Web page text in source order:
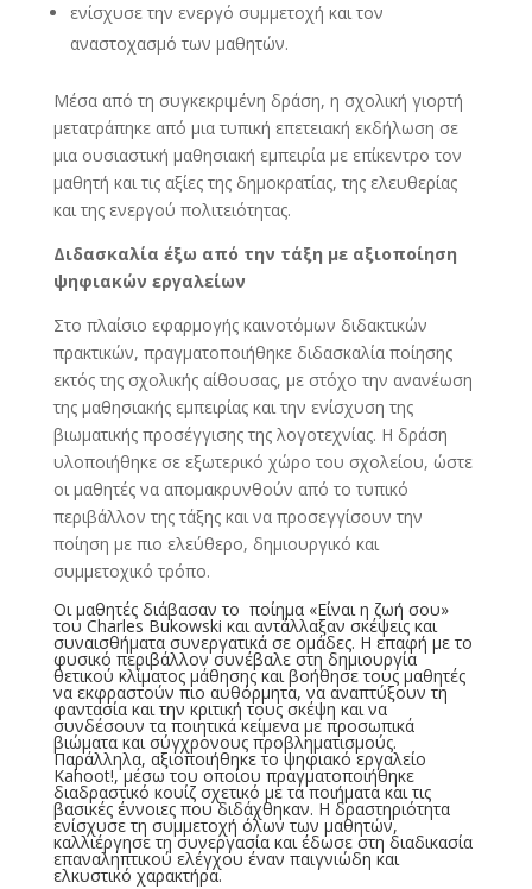
ενίσχυσε την ενεργό συμμετοχή και τον
αναστοχασμό των μαθητών.
Μέσα από τη συγκεκριμένη δράση, η σχολική γιορτή
μετατράπηκε από μια τυπική επετειακή εκδήλωση σε
μια ουσιαστική μαθησιακή εμπειρία με επίκεντρο τον
μαθητή και τις αξίες της δημοκρατίας, της ελευθερίας
και της ενεργού πολιτειότητας.
Διδασκαλία έξω από την τάξη με αξιοποίηση
ψηφιακών εργαλείων
Στο πλαίσιο εφαρμογής καινοτόμων διδακτικών
πρακτικών, πραγματοποιήθηκε διδασκαλία ποίησης
εκτός της σχολικής αίθουσας, με στόχο την ανανέωση
της μαθησιακής εμπειρίας και την ενίσχυση της
βιωματικής προσέγγισης της λογοτεχνίας. Η δράση
υλοποιήθηκε σε εξωτερικό χώρο του σχολείου, ώστε
οι μαθητές να απομακρυνθούν από το τυπικό
περιβάλλον της τάξης και να προσεγγίσουν την
ποίηση με πιο ελεύθερο, δημιουργικό και
συμμετοχικό τρόπο.
Οι μαθητές διάβασαν το ποίημα «Είναι η ζωή σου»
του Charles Bukowski και αντάλλαξαν σκέψεις και
συναισθήματα συνεργατικά σε ομάδες. Η επαφή με το
φυσικό περιβάλλον συνέβαλε στη δημιουργία
θετικού κλίματος μάθησης και βοήθησε τους μαθητές
να εκφραστούν πιο αυθόρμητα, να αναπτύξουν τη
φαντασία και την κριτική τους σκέψη και να
συνδέσουν τα ποιητικά κείμενα με προσωπικά
βιώματα και σύγχρονους προβληματισμούς.
Παράλληλα, αξιοποιήθηκε το ψηφιακό εργαλείο
Kahoot!, μέσω του οποίου πραγματοποιήθηκε
διαδραστικό κουίζ σχετικό με τα ποιήματα και τις
βασικές έννοιες που διδάχθηκαν. Η δραστηριότητα
ενίσχυσε τη συμμετοχή όλων των μαθητών,
καλλιέργησε τη συνεργασία και έδωσε στη διαδικασία
επαναληπτικού ελέγχου έναν παιγνιώδη και
ελκυστικό χαρακτήρα.